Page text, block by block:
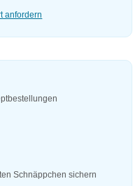
anfordern
Schnäppchen sichern